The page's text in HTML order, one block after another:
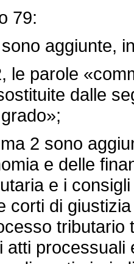
79:
aggiunte,
parole
dalle
2 sono
e delle
e i
corti di
tributario
atti